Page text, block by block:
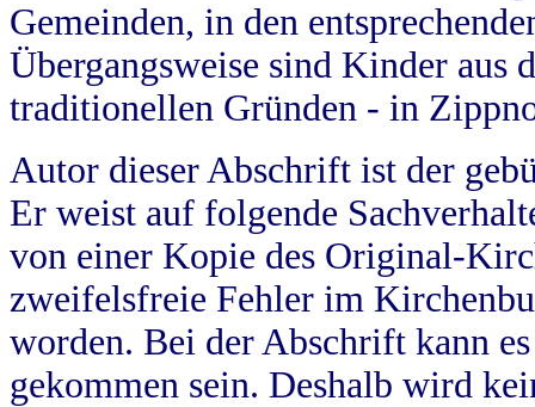
Gemeinden, in den
Übergangsweise sind Kinder aus
traditionellen Gründen - in
Autor dieser Abschrift ist der
Er weist auf folgende
von einer Kopie des Original-
zweifelsfreie Fehler im
worden. Bei der Abschrift kann
gekommen sein. Deshalb wird